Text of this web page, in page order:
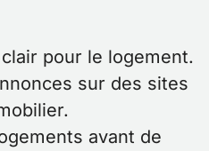
pour le logement.
sur des sites
avant de